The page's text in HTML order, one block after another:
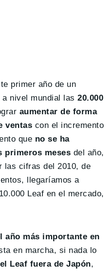
primer año de un
a nivel mundial las 20.000
aumentar de forma
ventas con el incremento
que no se ha
primeros meses del año,
las cifras del 2010, de
llegaríamos a
Leaf en el mercado,
año más importante en
en marcha, si nada lo
Leaf fuera de Japón,